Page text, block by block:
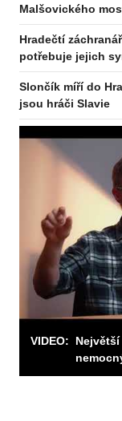
VIDEO:
Malšovického
Hradečtí
potřebuje jejich
Slončík míří do
jsou hráči Slavie